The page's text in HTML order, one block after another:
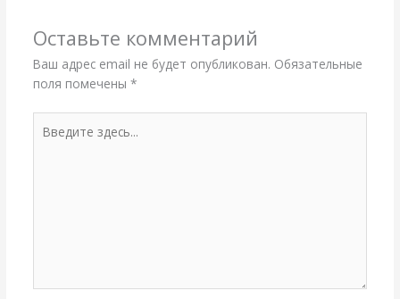
Оставьте комментарий
Ваш адрес email не будет опубликован. Обязательные
поля помечены *
здесь...